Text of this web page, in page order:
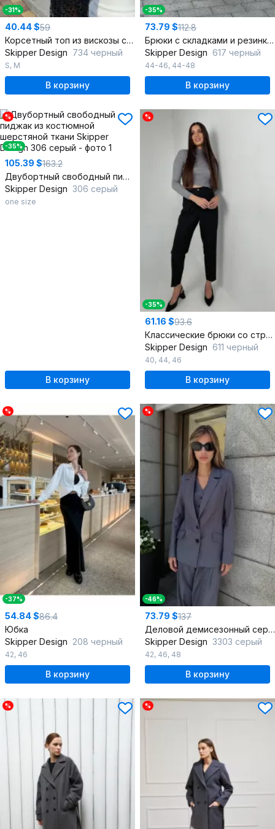
-31%
40.44 $59
Корсетный топ из вискозы с регулировкой бретелей
Skipper Design 734 черный
S, M
В корзину
-35%
73.79 $112.8
Брюки с складками и резинкой из текстиля с шерстью
Skipper Design 617 черный
44-46, 44-48
В корзину
%
-35%
105.39 $163.2
Двубортный свободный пиджак из костюмной шерстяной ткани
Skipper Design 306 серый
one size
В корзину
%
-35%
61.16 $93.6
Классические брюки со стрелками на высокой посадке
Skipper Design 611 черный
40, 44, 46
В корзину
%
-37%
54.84 $86.4
Юбка
Skipper Design 208 черный
42, 46
В корзину
%
-46%
73.79 $137
Деловой демисезонный серый пиджак из текстиля и шерсти
Skipper Design 3303 серый
42, 46, 48
В корзину
% %